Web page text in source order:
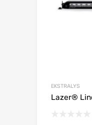
EKSTRALYS
Lazer®